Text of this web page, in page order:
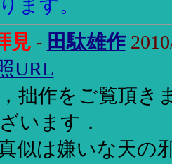
ます。
見- 田駄雄作
URL
拙作をご覧頂き
います．
似は嫌いな天の